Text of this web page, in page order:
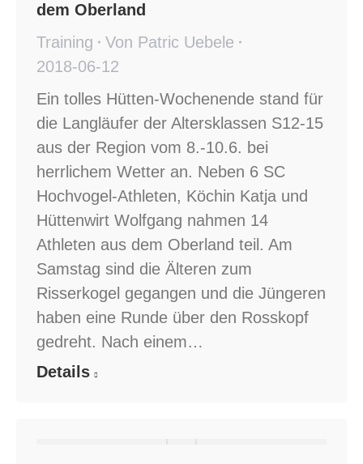
dem Oberland
Training
Von Patric Uebele
2018-06-12
Ein tolles Hütten-Wochenende stand für
die Langläufer der Altersklassen S12-15
aus der Region vom 8.-10.6. bei
herrlichem Wetter an. Neben 6 SC
Hochvogel-Athleten, Köchin Katja und
Hüttenwirt Wolfgang nahmen 14
Athleten aus dem Oberland teil. Am
Samstag sind die Älteren zum
Risserkogel gegangen und die Jüngeren
haben eine Runde über den Rosskopf
gedreht. Nach einem…
Details